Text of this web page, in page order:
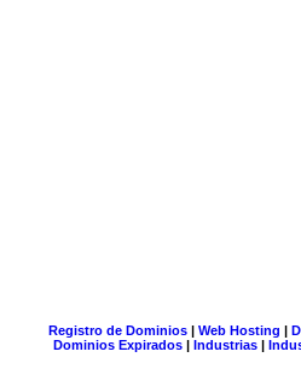
Registro de Dominios| Web Hosting |
Dominios Expirados | Industrias |